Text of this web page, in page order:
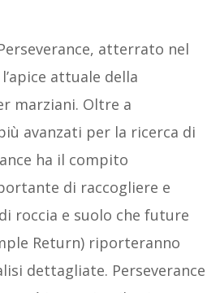
atterrato nel
attuale della
marziani. Oltre a
avanzati per la ricerca di
ha il compito
di raccogliere e
roccia e suolo che future
Return) riporteranno
dettagliate. Perseverance